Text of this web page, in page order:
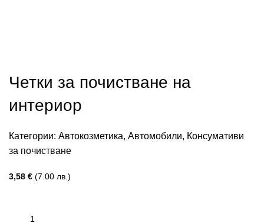
Четки за почистване на
интериор
Категории: Автокозметика, Автомобили, Консумативи
за почистване
3,58 € (7.00 лв.)